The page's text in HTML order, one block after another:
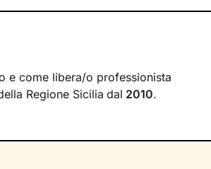
cosciente.
tue qualità che erano rimaste in
e come libera/o professionista
Regione Sicilia dal 2010.